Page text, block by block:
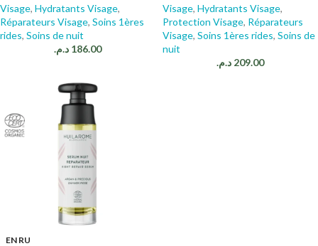
Visage, Hydratants Visage,
Réparateurs Visage, Soins 1ères
rides, Soins de nuit
186.00 د.م.
Visage, Hydratants Visage,
Protection Visage, Réparateurs
Visage, Soins 1ères rides, Soins de
nuit
209.00 د.م.
EN RU